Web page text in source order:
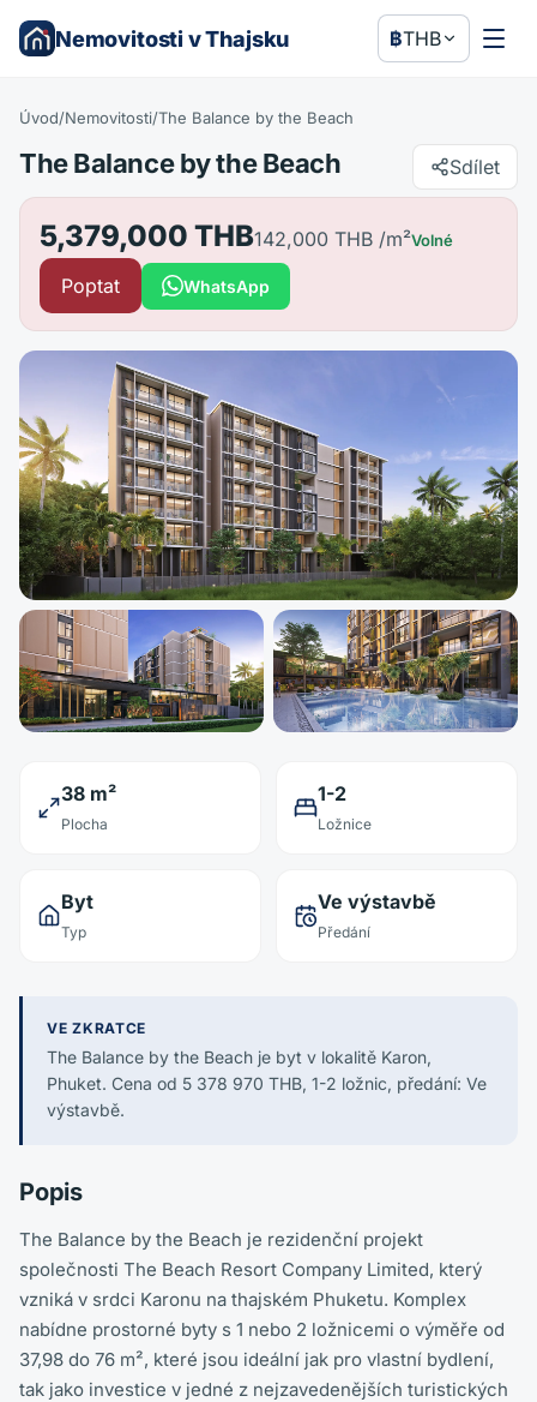
Nemovitosti v Thajsku ฿THB
Úvod/Nemovitosti/The Balance by the Beach
The Balance by the Beach Sdílet
5,379,000 THB142,000 THB /m²Volné
Poptat WhatsApp
38 m²
Plocha
1-2
Ložnice
Byt
Typ
Ve výstavbě
Předání
VE ZKRATCE
The Balance by the Beach je byt v lokalitě Karon,
Phuket. Cena od 5 378 970 THB, 1-2 ložnic, předání: Ve
výstavbě.
Popis
The Balance by the Beach je rezidenční projekt
společnosti The Beach Resort Company Limited, který
vzniká v srdci Karonu na thajském Phuketu. Komplex
nabídne prostorné byty s 1 nebo 2 ložnicemi o výměře od
37,98 do 76 m², které jsou ideální jak pro vlastní bydlení,
tak jako investice v jedné z nejzavedenějších turistických